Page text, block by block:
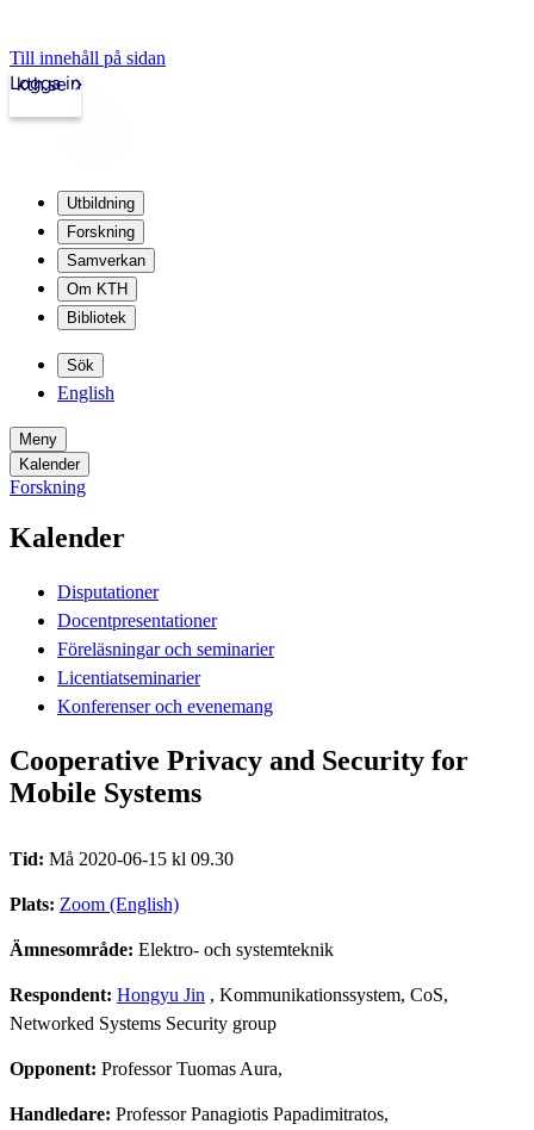
Till innehåll på sidan
kth.se
Logga in
Utbildning
Forskning
Samverkan
Om KTH
Bibliotek
Sök
English
Meny
Kalender
Forskning
Kalender
Disputationer
Docentpresentationer
Föreläsningar och seminarier
Licentiatseminarier
Konferenser och evenemang
Cooperative Privacy and Security for
Mobile Systems
Tid: Må 2020-06-15 kl 09.30
Plats: Zoom (English)
Ämnesområde: Elektro- och systemteknik
Respondent: Hongyu Jin , Kommunikationssystem, CoS,
Networked Systems Security group
Opponent: Professor Tuomas Aura,
Handledare: Professor Panagiotis Papadimitratos,